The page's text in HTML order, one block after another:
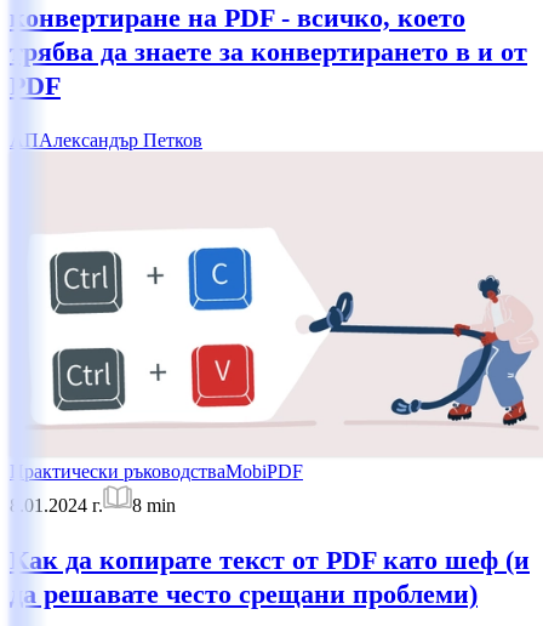
конвертиране на PDF - всичко, което
трябва да знаете за конвертирането в и от
PDF
АПАлександър Петков
Практически ръководстваMobiPDF
8.01.2024 г.
8 min
Как да копирате текст от PDF като шеф (и
да решавате често срещани проблеми)